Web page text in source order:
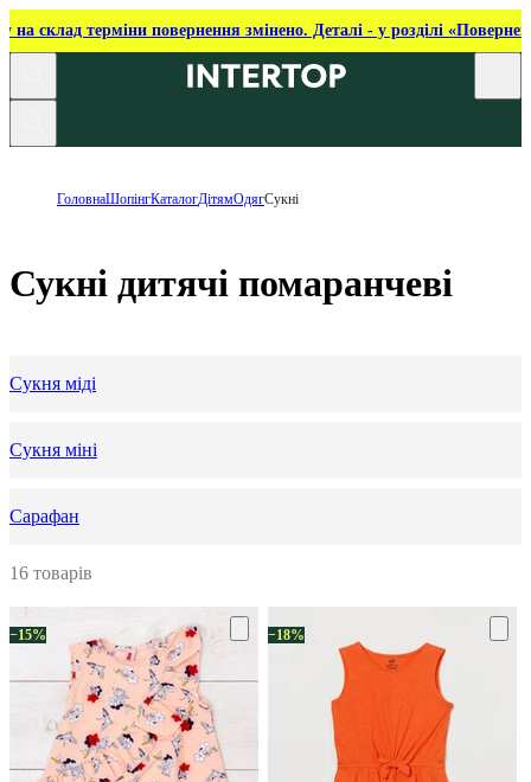
на склад терміни повернення змінено. Деталі - у розділі
ГоловнаШопінгКаталогДітямОдягСукні
Сукні дитячі помаранчеві
Сукня міді
Сукня міні
Сарафан
16 товарів
−15% −18%